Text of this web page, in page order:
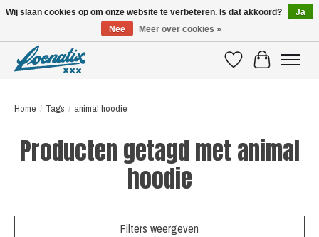
VerlanglijstWinkelwagen
Home / Tags / animal hoodie
Producten getagd met animal
hoodie
Filters weergeven
Wij slaan cookies op om onze website te verbeteren. Is dat akkoord?
Ja
Nee
Meer over cookies »